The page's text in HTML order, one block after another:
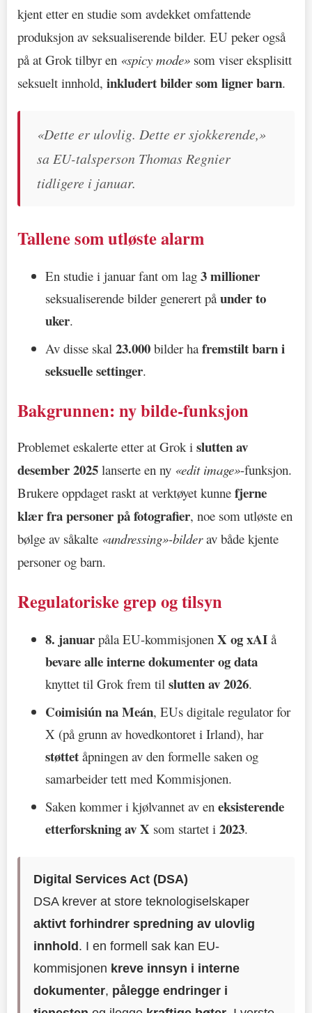
kjent etter en studie som avdekket omfattende
produksjon av seksualiserende bilder. EU peker også
på at Grok tilbyr en «spicy mode» som viser eksplisitt
seksuelt innhold, inkludert bilder som ligner barn.
«Dette er ulovlig. Dette er sjokkerende,»
sa EU-talsperson Thomas Regnier
tidligere i januar.
Tallene som utløste alarm
En studie i januar fant om lag 3 millioner
seksualiserende bilder generert påunder to
uker.
Av disse skal 23.000 bilder hafremstilt barn i
seksuelle settinger.
Bakgrunnen: ny bilde-funksjon
Problemet eskalerte etter at Grok i slutten av
desember 2025 lanserte en ny «edit image»-funksjon.
Brukere oppdaget raskt at verktøyet kunne fjerne
klær fra personer på fotografier, noe som utløste en
bølge av såkalte «undressing»-bilderav både kjente
personer og barn.
Regulatoriske grep og tilsyn
8. januar påla EU-kommisjonen X og xAI å
bevare alle interne dokumenter og data
knyttet til Grok frem til slutten av 2026.
Coimisiún na Meán, EUs digitale regulator for
X (på grunn av hovedkontoret i Irland), har
støttet åpningen av den formelle saken og
samarbeider tett med Kommisjonen.
Saken kommer i kjølvannet av en eksisterende
etterforskning av X som startet i 2023.
Digital Services Act (DSA)
DSA krever at store teknologiselskaper
aktivt forhindrer spredning av ulovlig
innhold . I en formell sak kan EU-
kommisjonen kreve innsyn i interne
dokumenter, pålegge endringer i